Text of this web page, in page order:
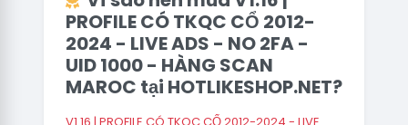
PROFILE CÓ TKQC CỔ 2012-
2024 - LIVE ADS - NO 2FA -
UID 1000 - HÀNG SCAN
MAROC tại HOTLIKESHOP.NET?